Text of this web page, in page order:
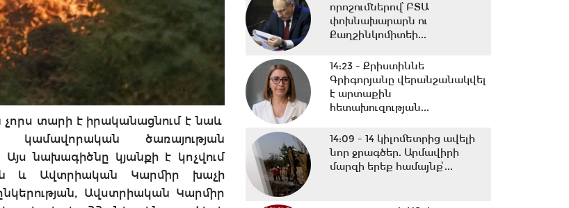
չորս տարի է իրականացնում է նաև
ծառայության
Այս նախագիծնը կյանքի է կոչվում
և Ավտրիական Կարմիր խաչի
Ավստրիական Կարմիր
որոշումներով՝ ԲՏԱ
փոխնախարարն ու
Քաղշինկոմիտեի...
14:23 - Քրիստիննե
Գրիգորյանը վերանշանակվել
է արտաքին
հետախուզության...
14:09 - 14 կիլոմետրից ավելի
նոր ջրագծեր. Արմավիրի
մարզի երեք համայնք՝...